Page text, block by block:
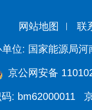
网站地图 联
单位: 国家能源局河
京公网安备
: bm62000011